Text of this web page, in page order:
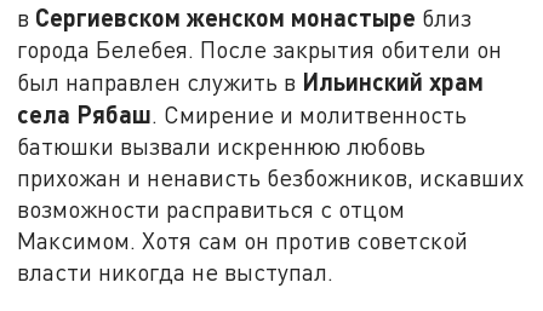
в Сергиевском женском монастыре близ
города Белебея. После закрытия обители он
был направлен служить в Ильинский храм
села Рябаш. Смирение и молитвенность
батюшки вызвали искреннюю любовь
прихожан и ненависть безбожников, искавших
возможности расправиться с отцом
Максимом. Хотя сам он против советской
власти никогда не выступал.